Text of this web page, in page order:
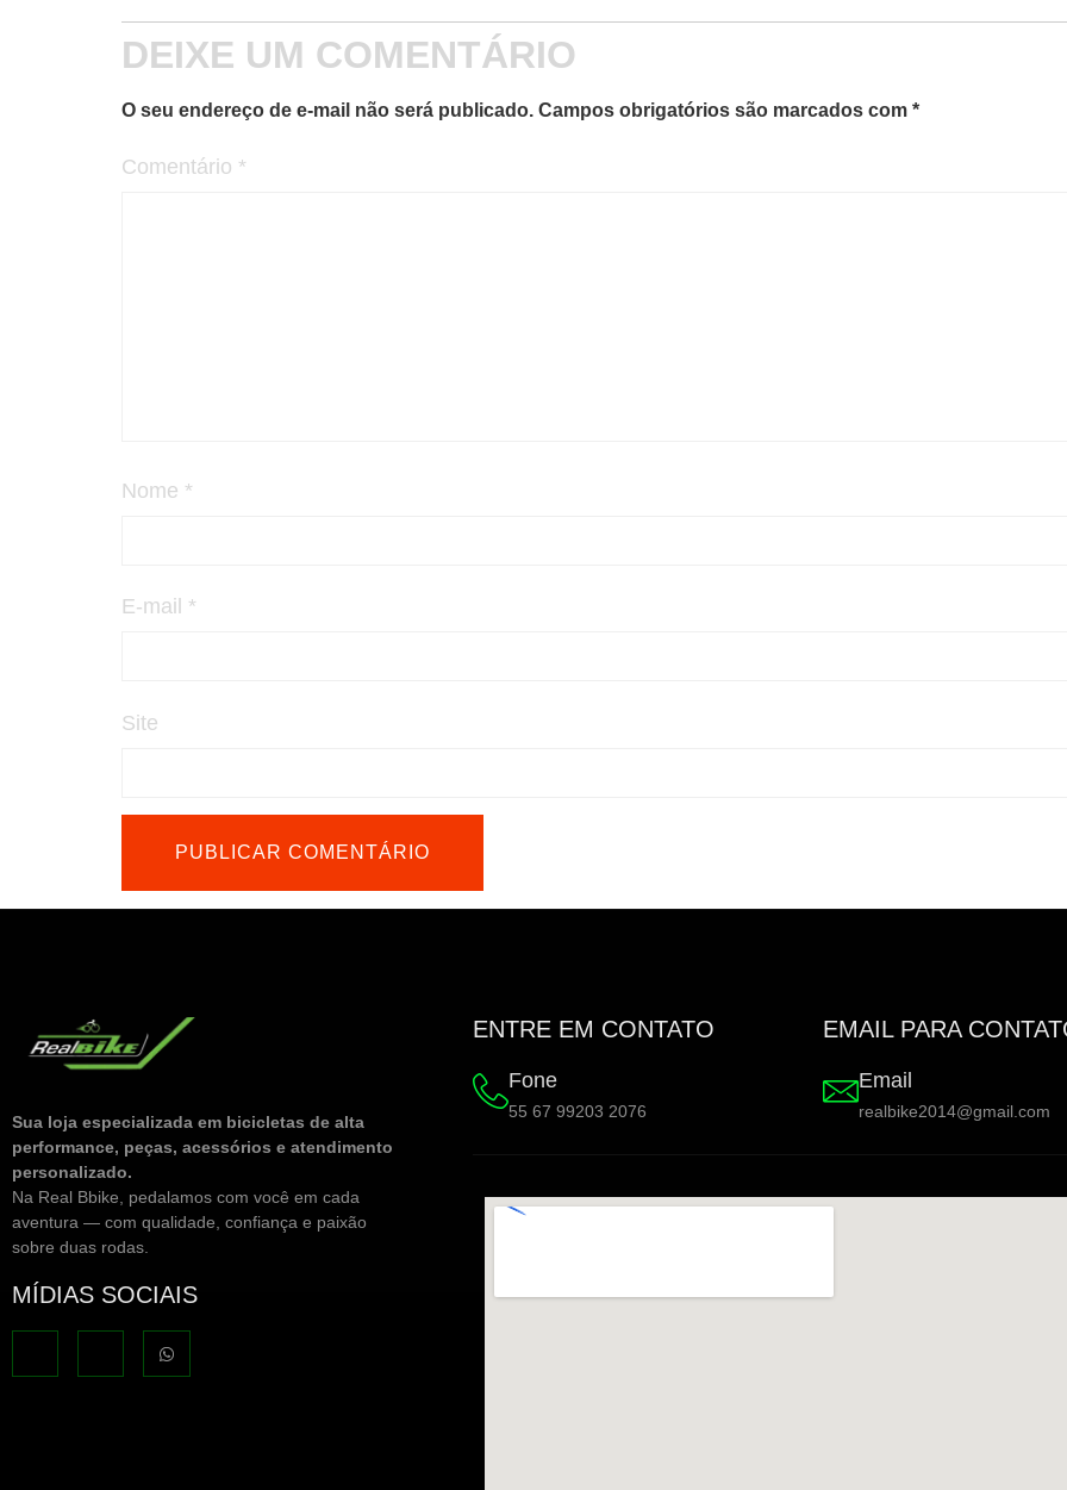
DEIXE UM COMENTÁRIO
O seu endereço de e-mail não será publicado. Campos obrigatórios são marcados com *
Comentário *
Nome *
E-mail *
Site
Sua loja especializada em bicicletas de alta
performance, peças, acessórios e atendimento
personalizado.
Na Real Bbike, pedalamos com você em cada
aventura — com qualidade, confiança e paixão
sobre duas rodas.
MÍDIAS SOCIAIS
ENTRE EM CONTATO
Fone
55 67 99203 2076
EMAIL PARA
Email
realbike2014@gmail.com